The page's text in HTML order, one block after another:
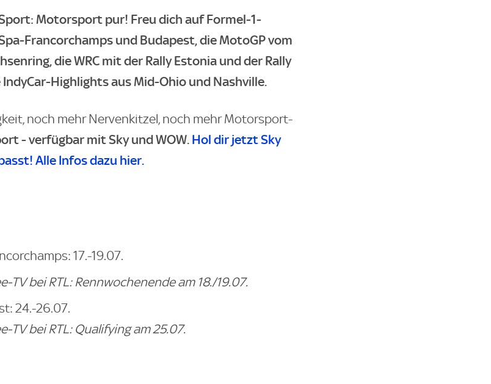
Motorsport pur! Freu dich auf Formel-1-
Francorchamps und Budapest, die MotoGP vom
die WRC mit der Rally Estonia und der Rally
Highlights aus Mid-Ohio und Nashville.
noch mehr Nervenkitzel, noch mehr Motorsport-
- verfügbar mit Sky und WOW. Hol dir jetzt Sky
Alle Infos dazu hier.
17.-19.07.
TV bei RTL: Rennwochenende am 18./19.07.
24.-26.07.
TV bei RTL: Qualifying am 25.07.